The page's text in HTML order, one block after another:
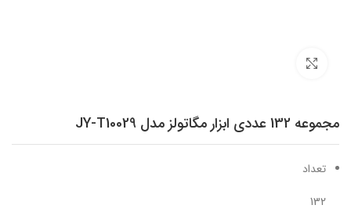
مجموعه 132 عددی ابزار مگاتولز مدل JY-T10029
تعداد
132